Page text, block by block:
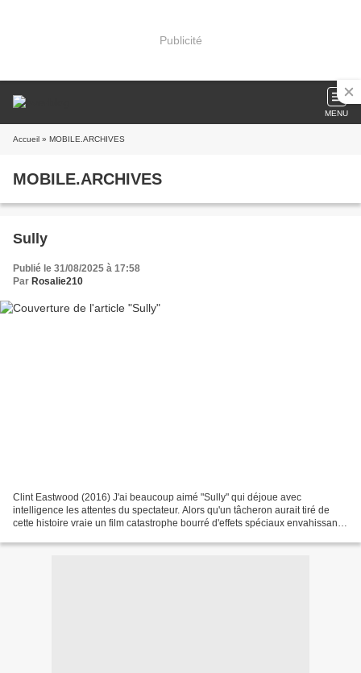
Publicité
MENU
Accueil » MOBILE.ARCHIVES
MOBILE.ARCHIVES
Sully
Publié le 31/08/2025 à 17:58
Par Rosalie210
Clint Eastwood (2016) J'ai beaucoup aimé "Sully" qui déjoue avec
intelligence les attentes du spectateur. Alors qu'un tâcheron aurait tiré de
cette histoire vraie un film catastrophe bourré d'effets spéciaux envahissants